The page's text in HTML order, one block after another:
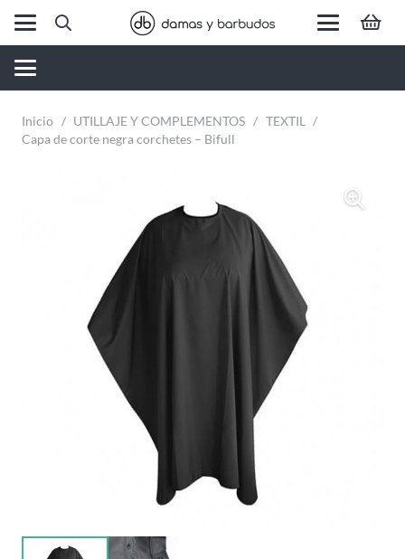
Inicio / UTILLAJE Y COMPLEMENTOS / TEXTIL
/
Capa de corte negra corchetes – Bifull